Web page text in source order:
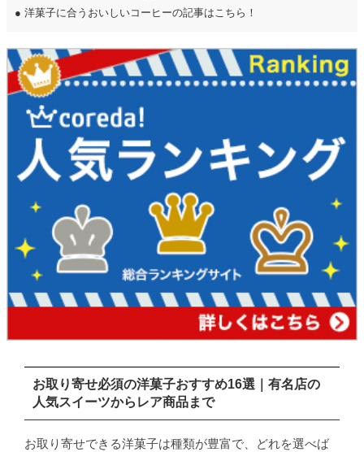
● 洋菓子に合うおいしいコーヒーの記事はこちら！
お取り寄せ必須の洋菓子おすすめ16選｜有名店の
人気スイーツからレア商品まで
お取り寄せできる洋菓子は種類が豊富で、どれを選べば